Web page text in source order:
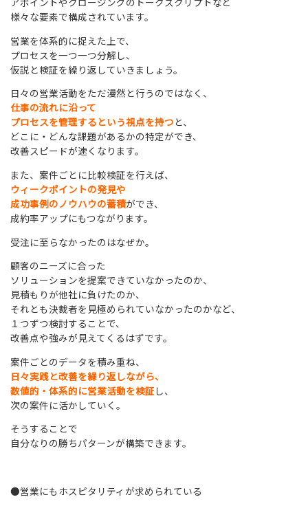
様々な要素で構成されています。
営業を体系的に捉えた上で、
プロセスを一つ一つ分解し、
仮説と検証を繰り返していきましょう。
日々の営業活動をただ漫然と行うのではなく、
仕事の流れに沿って
プロセスを管理するという視点を持つ と、
どこに・どんな課題があるかの特定ができ、
改善スピードが速くなります。
また、案件ごとに比較検証を行えば、
ウィークポイントの発見や
成功事例のノウハウの蓄積ができ、
成約率アップにもつながります。
受注に至らなかったのはなぜか。
顧客のニーズに合った
ソリューションを提案できていなかったのか、
見積もりが他社に負けたのか、
それとも決裁者を見極められていなかったのかなど、
１つずつ検討することで、
改善点や強みが見えてくるはずです。
案件ごとのデータを積み重ね、
日々実践と改善を繰り返しながら、
数値的・体系的に営業活動を検証 し、
次の案件に活かしていく。
そうすることで
自分なりの勝ちパターンが構築できます。
●営業にもホスピタリティが求められている